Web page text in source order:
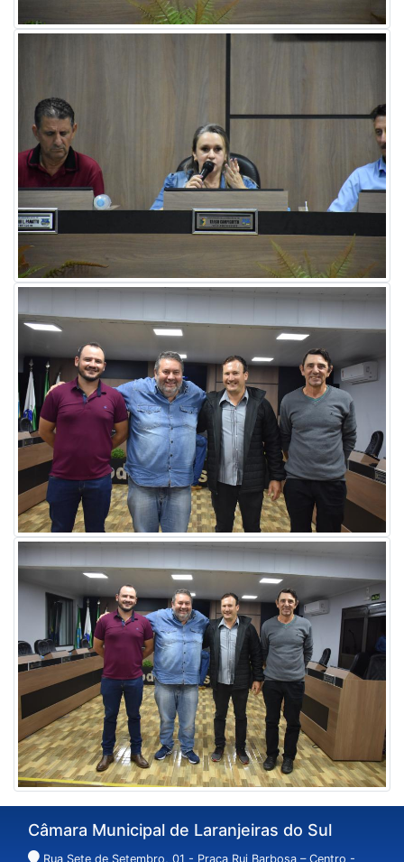
Câmara Municipal de Laranjeiras do Sul
Rua Sete de Setembro, 01 - Praça Rui Barbosa – Centro -